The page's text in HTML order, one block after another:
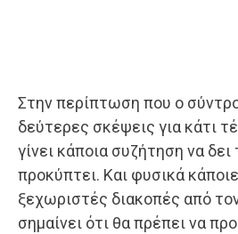
Στην περίπτωση που ο
δεύτερες σκέψεις για κάτι
γίνει κάποια συζήτηση να
προκύπτει. Και φυσικά
ξεχωριστές διακοπές από
σημαίνει ότι θα πρέπει να